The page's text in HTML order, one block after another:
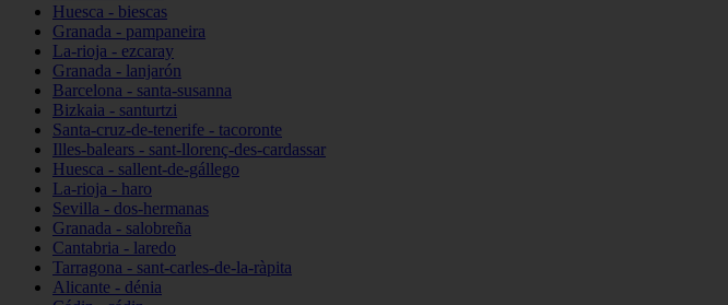
Huesca - biescas
Granada - pampaneira
La-rioja - ezcaray
Granada - lanjarón
Barcelona - santa-susanna
Bizkaia - santurtzi
Santa-cruz-de-tenerife - tacoronte
Illes-balears - sant-llorenç-des-cardassar
Huesca - sallent-de-gállego
La-rioja - haro
Sevilla - dos-hermanas
Granada - salobreña
Cantabria - laredo
Tarragona - sant-carles-de-la-ràpita
Alicante - dénia